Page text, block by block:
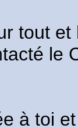
tout
le
à toi